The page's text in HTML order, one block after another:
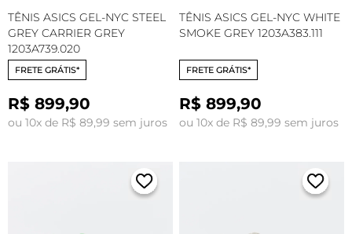
TÊNIS ASICS GEL-NYC STEEL
GREY CARRIER GREY
1203A739.020
FRETE GRÁTIS*
R$ 899,90
ou 10x de R$ 89,99 sem juros
TÊNIS ASICS GEL-NYC WHITE
SMOKE GREY 1203A383.111
FRETE GRÁTIS*
R$ 899,90
ou 10x de R$ 89,99 sem juros